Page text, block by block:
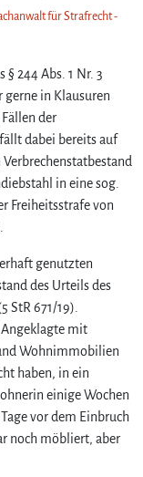
für Strafrecht -
244 Abs. 1 Nr. 3
gerne in Klausuren
der
dabei bereits auf
in eine sog.
Freiheitsstrafe von
genutzten
des Urteils des
StR 671/19).
mit
Wohnimmobilien
haben, in ein
einige Wochen
vor dem Einbruch
noch möbliert, aber